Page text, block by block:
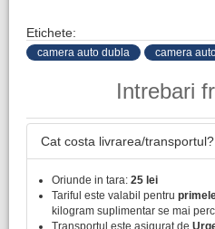
Etichete:
camera auto dubla camera
Intrebari
Cat costa livrarea/transportul?
Oriunde in tara: 25 lei
Tariful este valabil pentru
kilogram suplimentar se mai
Transportul este asigurat de